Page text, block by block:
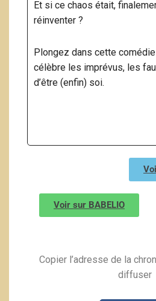
Et si ce chaos était,
réinventer ?
Plongez dans cette
célèbre les imprévus, les
d’être (enfin) soi.
Voir sur BABELIO
Copier l’adresse de la
diffuser